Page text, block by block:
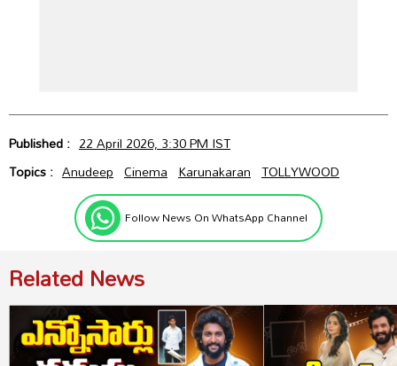
Published : 22 April 2026, 3:30 PM IST
Topics : Anudeep Cinema Karunakaran TOLLYWOOD
Follow News On WhatsApp Channel
Related News